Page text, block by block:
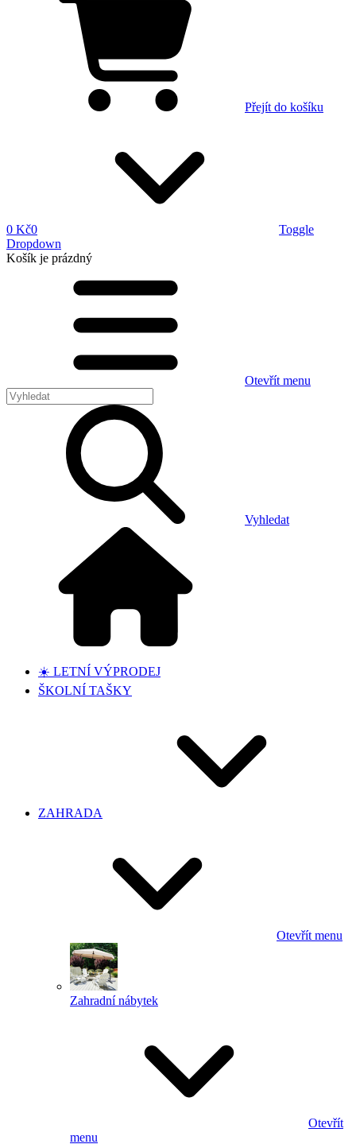
Přejít do košíku
0 Kč0
Toggle
Dropdown
Košík je prázdný
Otevřít menu
Vyhledat
☀️ LETNÍ VÝPRODEJ
ŠKOLNÍ TAŠKY
ZAHRADA
Otevřít menu
Zahradní nábytek
Otevřít
menu